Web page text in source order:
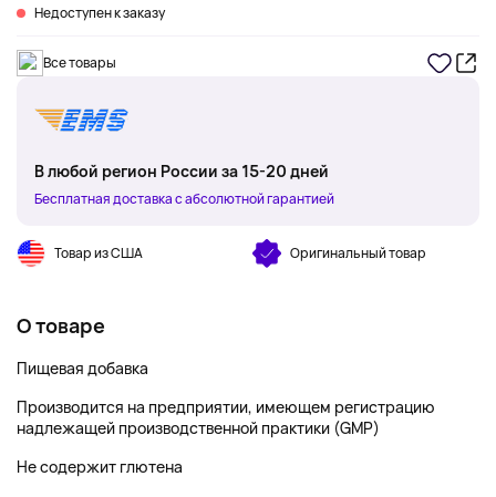
Недоступен к заказу
Все товары
В любой регион России за 15-20 дней
Бесплатная доставка с абсолютной гарантией
Товар из США Оригинальный товар
О товаре
Пищевая добавка
Производится на предприятии, имеющем регистрацию
надлежащей производственной практики (GMP)
Не содержит глютена